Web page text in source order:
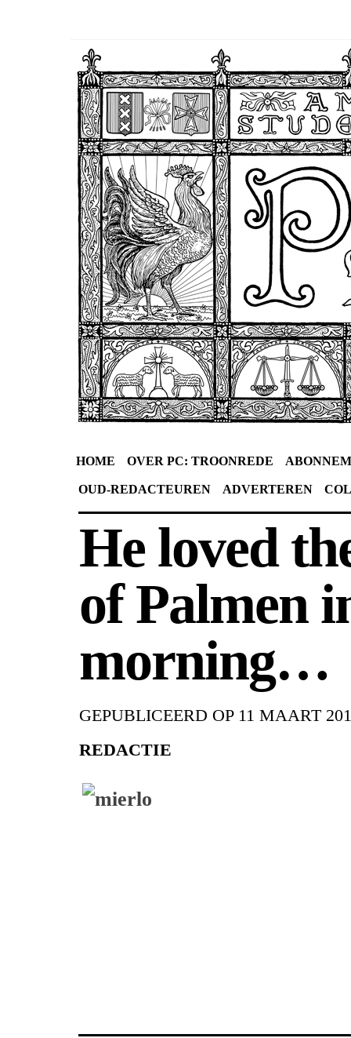
HOME OVER PC: TROONREDE
OUD-REDACTEUREN ADVERTEREN
He loved
of Palmen
morning…
GEPUBLICEERD OP 11 MAART
REDACTIE